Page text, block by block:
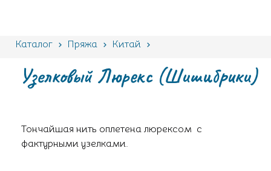
Каталог Пряжа
Китай
Узелковый Люрекс (Шишибрики)
Тончайшая нить оплетена люрексом с
фактурными узелками.
Узелковый Люрекс (Шишибрики)